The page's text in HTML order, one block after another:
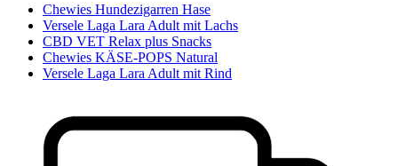
Chewies Hundezigarren Hase
Versele Laga Lara Adult mit Lachs
CBD VET Relax plus Snacks
Chewies KÄSE-POPS Natural
Versele Laga Lara Adult mit Rind